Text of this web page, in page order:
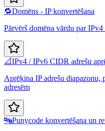
🔁Domēns - IP konvertēšana
Pārvērš domēna vārdu par IPv4
📐IPv4 / IPv6 CIDR adrešu
Aprēķina IP adrešu
adresēm
🔤Punycode konvertēšana un